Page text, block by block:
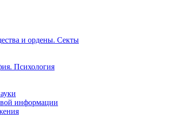
и ордены. Секты
Психология
информации